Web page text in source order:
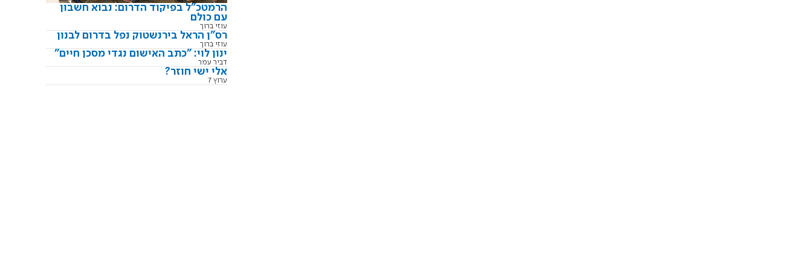
הרמטכ"ל בפיקוד הדרום: נבוא חשבון
עם כולם
עוזי ברוך
רס"ן הראל בירנשטוק נפל בדרום לבנון
עוזי ברוך
ינון לוי: "כתב האישום נגדי מסכן חיים"
דביר עמר
אלי ישי חוזר?
ערוץ 7